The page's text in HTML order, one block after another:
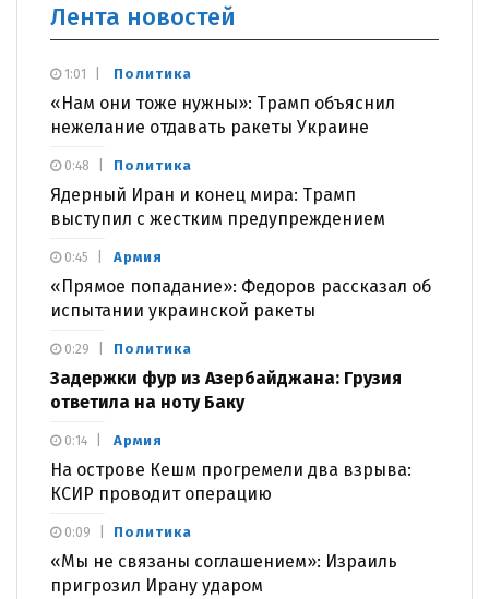
Лента новостей
Политика
«Нам они тоже нужны»: Трамп объяснил
нежелание отдавать ракеты Украине
1:01
Политика
Ядерный Иран и конец мира: Трамп
выступил с жестким предупреждением
0:48
Армия
«Прямое попадание»: Федоров рассказал об
испытании украинской ракеты
0:45
Политика
Задержки фур из Азербайджана: Грузия
ответила на ноту Баку
0:29
Армия
На острове Кешм прогремели два взрыва:
КСИР проводит операцию
0:14
Политика
«Мы не связаны соглашением»: Израиль
пригрозил Ирану ударом
0:09